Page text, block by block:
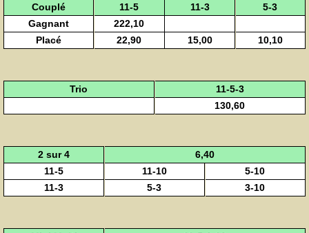
Couplé 11-5 11-3
5-3
Gagnant
222,10
Placé
22,90 15,00 10,10
Trio
11-5-3
130,60
2 sur 4
6,40
11-5
11-10
5-10
11-3
5-3 3-10